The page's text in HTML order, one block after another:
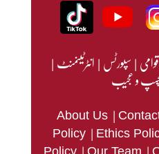
|سپورٹس|انٹرٹینمنٹ|
و عجیب
About Us |
Policy | Ethics
Policy
Our Team